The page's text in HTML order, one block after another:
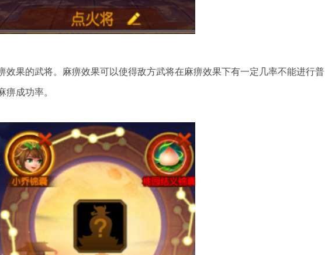
效果的武将。麻痹效果可以使得敌方武将在麻痹效果下有一定几率不能进行普
成功率。